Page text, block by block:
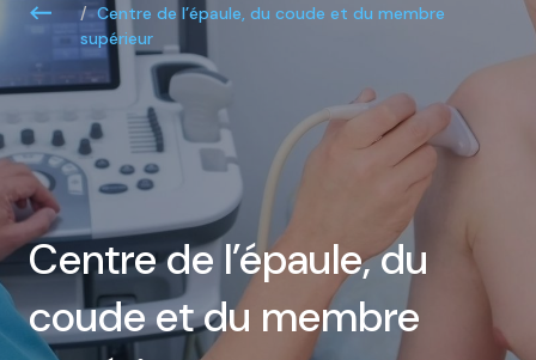
Centre de l’épaule, du coude et du membre
supérieur
Centre de l’épaule, du
coude et du membre